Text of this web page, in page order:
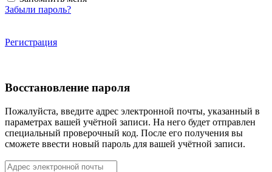
Забыли пароль?
Регистрация
Восстановление пароля
Пожалуйста, введите адрес электронной почты, указанный в
параметрах вашей учётной записи. На него будет отправлен
специальный проверочный код. После его получения вы
сможете ввести новый пароль для вашей учётной записи.